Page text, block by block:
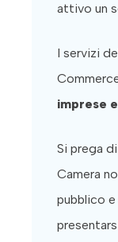
attivo un
I servizi
imprese
Si prega
Camera
pubblico